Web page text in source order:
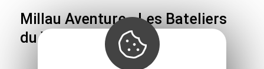
Millau Aventure - Les Bateliers
du Viaduc